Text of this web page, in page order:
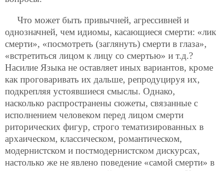
Что может быть привычней, агрессивней и
однозначней, чем идиомы, касающиеся смерти: «лик
смерти», «посмотреть (заглянуть) смерти в глаза»,
«встретиться лицом к лицу со смертью» и т.д.?
Насилие Языка не оставляет иных вариантов, кроме
как проговаривать их дальше, репродуцируя их,
подкрепляя устоявшиеся смыслы. Однако,
насколько распространены сюжеты, связанные с
исполнением человеком перед лицом смерти
риторических фигур, строго тематизированных в
архаическом, классическом, романтическом,
модернистском и постмодернистском дискурсах,
настолько же не явлено поведение «самой смерти» в